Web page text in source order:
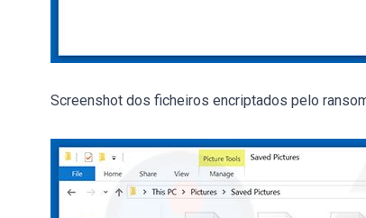
Screenshot dos ficheiros encriptados pelo